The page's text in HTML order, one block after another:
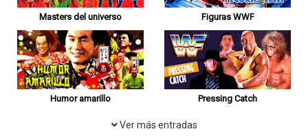
Masters del universo Figuras WWF
Humor amarillo Pressing Catch
Ver más entradas